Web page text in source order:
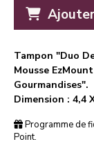
Tampon "Duo
Mousse
Gourmandises".
Dimension : 4,4
Programme de
Point.